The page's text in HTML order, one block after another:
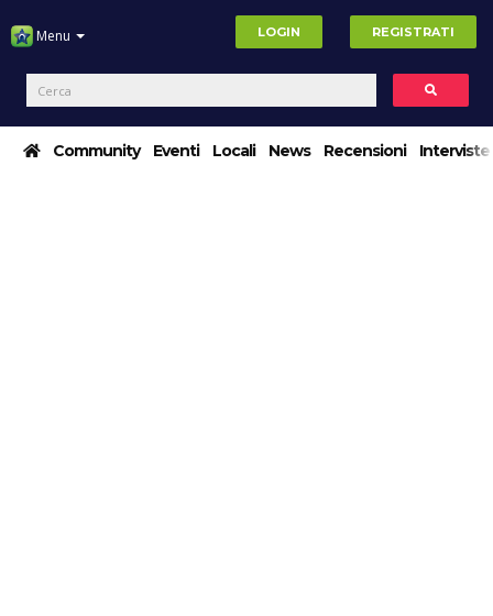
Menu LOGIN REGISTRATI
Community Eventi Locali News Recensioni Interviste